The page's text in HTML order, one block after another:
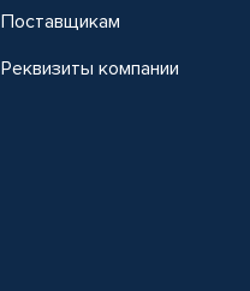
Поставщикам
Реквизиты компании